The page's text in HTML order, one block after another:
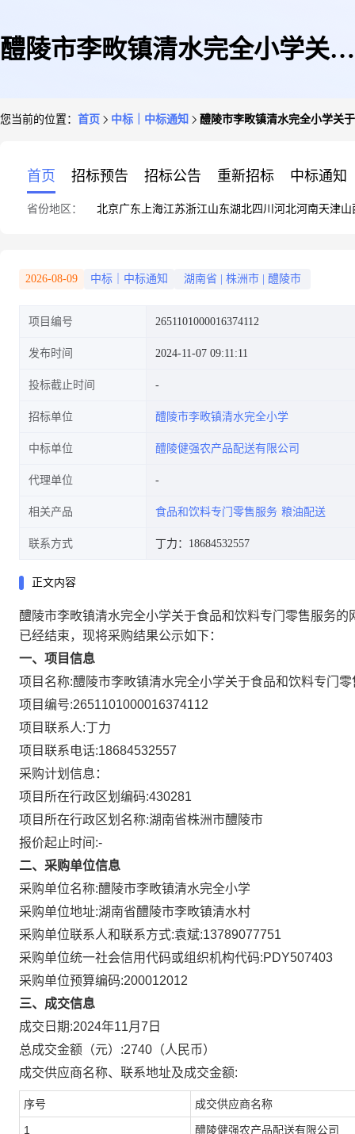
醴陵市李畋镇清水完全小学关于
您当前的位置： 首页 中标｜中标通知 醴陵市李畋镇清水完全小学关
首页 招标预告 招标公告 重新招标 中标通知
省份地区： 北京广东 上海江苏浙江山东湖北四川 河北河南天津山
2026-08-09 中标｜中标通知 湖南省 株洲市 醴陵市
项目编号 2651101000016374112
发布时间 2024-11-07 09:11:11
投标截止时间
招标单位 醴陵市李畋镇清水完全小学
中标单位 醴陵健强农产品配送有限公司
代理单位
相关产品 食品和饮料专门零售服务 粮油配送
联系方式 丁力：18684532557
正文内容
醴陵市李畋镇清水完全小学关于食品和饮料专门零售服务的
已经结束，现将采购结果公示如下：
一、项目信息
项目名称:醴陵市李畋镇清水完全小学关于食品和饮料专门
项目编号:2651101000016374112
项目联系人:丁力
项目联系电话:18684532557
采购计划信息：
项目所在行政区划编码:430281
项目所在行政区划名称:湖南省株洲市醴陵市
报价起止时间:-
二、采购单位信息
采购单位名称:醴陵市李畋镇清水完全小学
采购单位地址:湖南省醴陵市李畋镇清水村
采购单位联系人和联系方式:袁斌:13789077751
采购单位统一社会信用代码或组织机构代码:PDY507403
采购单位预算编码:200012012
三、成交信息
成交日期:2024年11月7日
总成交金额（元）:2740 （人民币）
成交供应商名称、联系地址及成交金额:
序号 成交供应商名称
1 醴陵健强农产品配送有限公司